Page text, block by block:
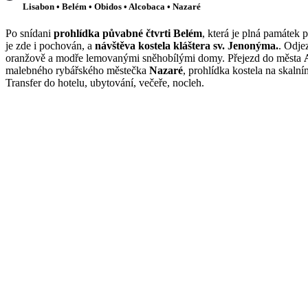
Lisabon • Belém • Obidos • Alcobaca • Nazaré
Po snídani prohlídka půvabné čtvrti Belém, která je plná památek
je zde i pochován, a návštěva kostela kláštera sv. Jenonýma..
oranžově a modře lemovanými sněhobílými domy. Přejezd do města
malebného rybářského městečka Nazaré, prohlídka kostela na
Transfer do hotelu, ubytování, večeře, nocleh.